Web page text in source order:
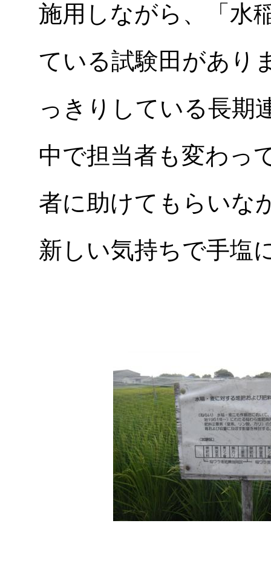
施用しながら、「水
ている試験田があり
っきりしている長期
中で担当者も変わっ
者に助けてもらいな
新しい気持ちで手塩